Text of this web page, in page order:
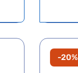
-20%